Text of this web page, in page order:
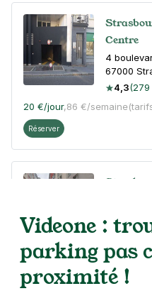
Centre
4
67000
4,3(279
20 €/jour,86 €/semaine
Réserver
4,2(116
29 €/jour,90 €/semaine
Réserver
Videone :
parking pas
proximité !